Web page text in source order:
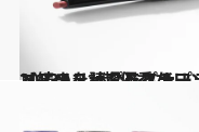
2023.12.16
【続きを読む】プチプラコスメ・ザ・ベスト2023・2 超優秀なリンメルのリップライナー
ビューティ＆ヘルス